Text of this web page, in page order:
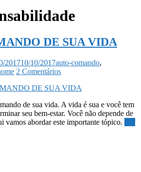
DE SUA VIDA
201710/10/2017auto-comando,
2 Comentários
de sua vida. A vida é sua e você tem
seu bem-estar. Você não depende de
vamos abordar este importante tópico.